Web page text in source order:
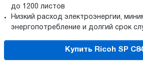
до 1200 листов
Низкий расход электроэнергии,
энергопотребление и долгий срок
Купить Ricoh SP